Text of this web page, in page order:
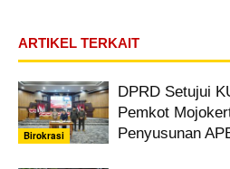
ARTIKEL TERKAIT
Birokrasi
DPRD Setujui
Pemkot
Penyusunan